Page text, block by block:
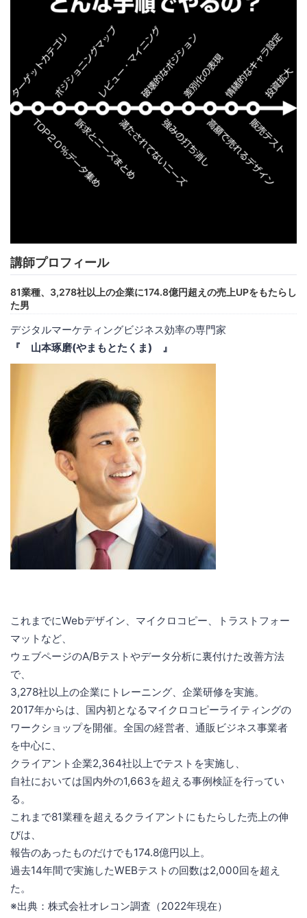
講師プロフィール
81業種、3,278社以上の企業に174.8億円超えの売上UPをもたらし
た男
デジタルマーケティングビジネス効率の専門家
『 山本琢磨(やまもとたくま) 』
これまでにWebデザイン、マイクロコピー、トラストフォー
マットなど、
ウェブページのA/Bテストやデータ分析に裏付けた改善方法
で、
3,278社以上の企業にトレーニング、企業研修を実施。
2017年からは、国内初となるマイクロコピーライティングの
ワークショップを開催。全国の経営者、通販ビジネス事業者
を中心に、
クライアント企業2,364社以上でテストを実施し、
自社においては国内外の1,663を超える事例検証を行ってい
る。
これまで81業種を超えるクライアントにもたらした売上の伸
びは、
報告のあったものだけでも174.8億円以上。
過去14年間で実施したWEBテストの回数は2,000回を超え
た。
※出典：株式会社オレコン調査（2022年現在）